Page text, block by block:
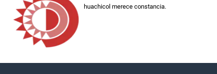
huachicol merece constancia.